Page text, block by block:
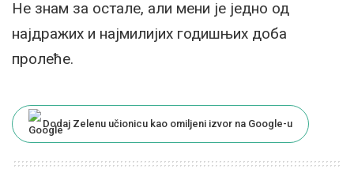
Не знам за остале, али мени је једно од
најдражих и најмилијих годишњих доба
пролеће.
Dodaj Zelenu učionicu kao omiljeni izvor na Google-u